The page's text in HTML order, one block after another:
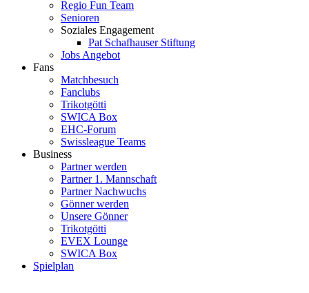
Regio Fun Team
Senioren
Soziales Engagement
Pat Schafhauser Stiftung
Jobs Angebot
Fans
Matchbesuch
Fanclubs
Trikotgötti
SWICA Box
EHC-Forum
Swissleague Teams
Business
Partner werden
Partner 1. Mannschaft
Partner Nachwuchs
Gönner werden
Unsere Gönner
Trikotgötti
EVEX Lounge
SWICA Box
Spielplan